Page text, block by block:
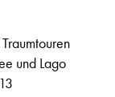
und Lago